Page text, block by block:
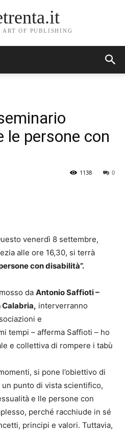
ART OF PUBLISHING
le persone con
0
1138
venerdì 8 settembre,
alle ore 16,30, si terrà
con disabilità”.
da Antonio Saffioti –
Calabria, interverranno
e
tempi – afferma Saffioti – ho
e collettiva di rompere i tabù
si pone l’obiettivo di
punto di vista scientifico,
e lle persone con
perché racchiude in sé
principi e valori. Tuttavia,